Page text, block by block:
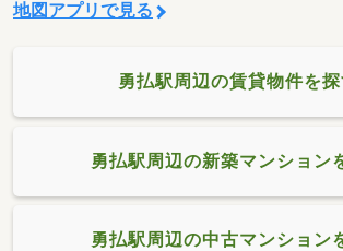
地図アプリで見る
勇払駅周辺の賃貸物件を
勇払駅周辺の新築マンション
勇払駅周辺の中古マンション